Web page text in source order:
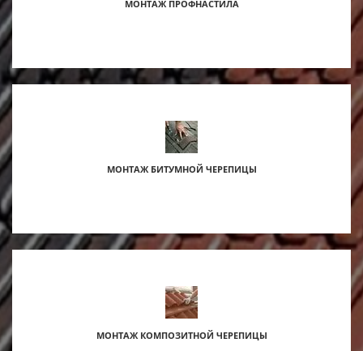
МОНТАЖ ПРОФНАСТИЛА
МОНТАЖ БИТУМНОЙ ЧЕРЕПИЦЫ
МОНТАЖ КОМПОЗИТНОЙ ЧЕРЕПИЦЫ